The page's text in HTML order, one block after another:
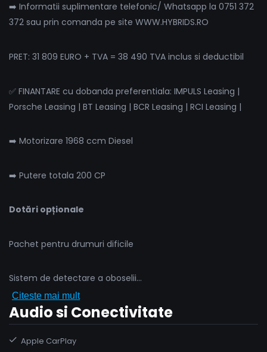
➡️ Informatii suplimentare telefonic/ Whatsapp la 0751 372
372 sau prin comanda pe site WWW.HYBRIDS.RO
PRET: 31 809 EURO + TVA = 38 490 TVA inclus si deductibil
✅ FINANTARE cu dobanda preferentiala: IMPULS Leasing |
Porsche Leasing | BT Leasing | BCR Leasing | RCI Leasing |
➡️ Motorizare 1968 ccm Diesel
➡️ Putere totala 200 CP
Dotări opționale
Pachet pentru drumuri dificile
Sistem de detectare a oboselii...
Citeste mai mult
Audio si Conectivitate
Apple CarPlay